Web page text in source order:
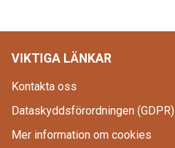
VIKTIGA LÄNKAR
Kontakta oss
Dataskyddsförordningen (GDPR)
Mer information om cookies